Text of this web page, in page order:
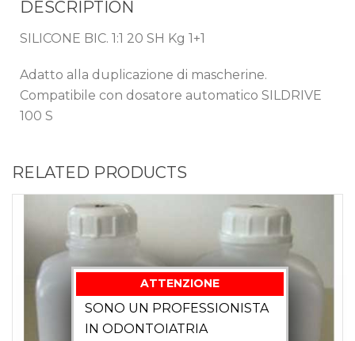
DESCRIPTION
SILICONE BIC. 1:1 20 SH Kg 1+1
Adatto alla duplicazione di mascherine.
Compatibile con dosatore automatico SILDRIVE
100 S
RELATED PRODUCTS
ATTENZIONE
SONO UN PROFESSIONISTA
IN ODONTOIATRIA